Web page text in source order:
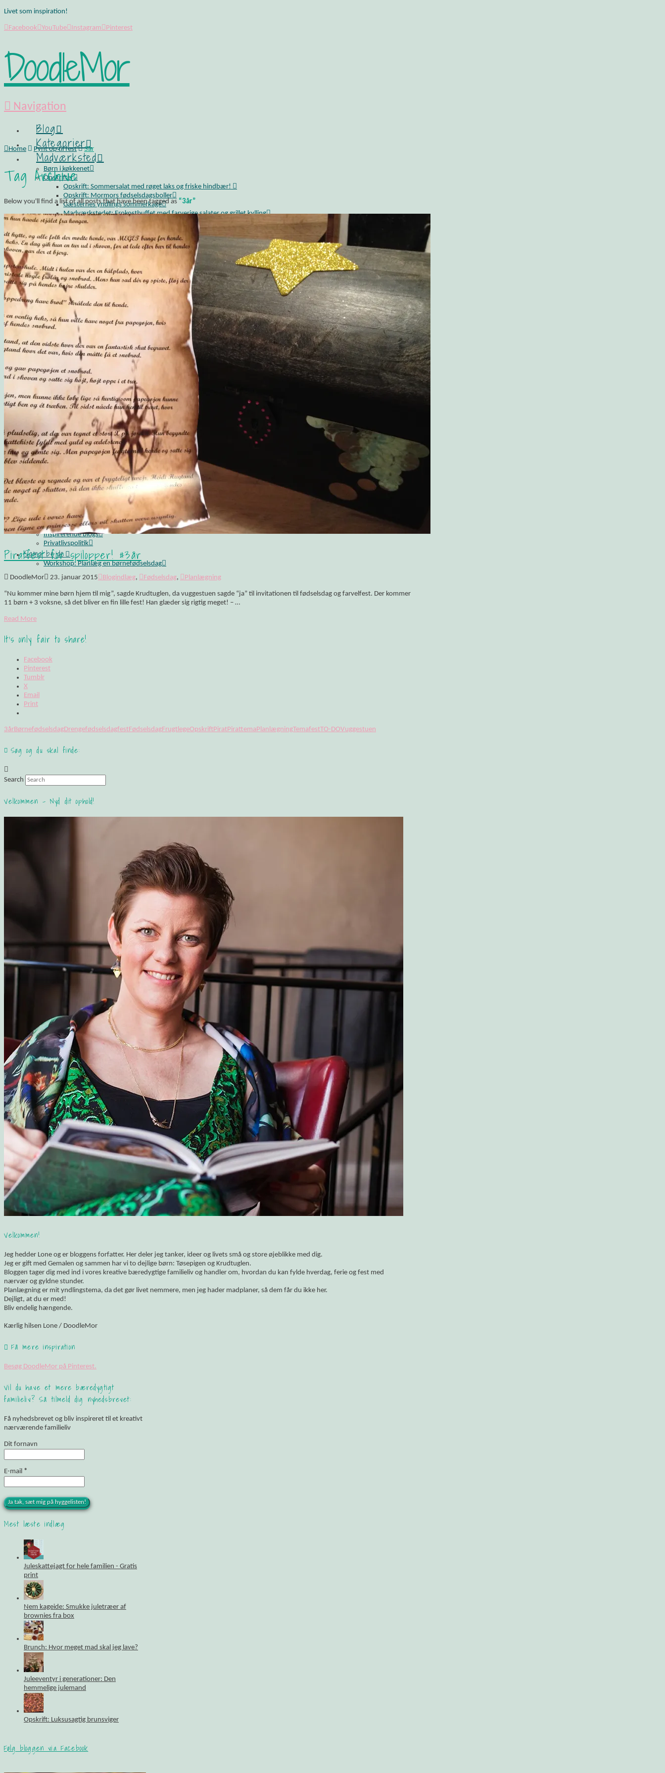
Livet som inspiration!
Facebook YouTube Instagram Pinterest
DoodleMor
Navigation
Blog
Kategorier
Madværksted
Børn i køkkenet
Opskrifter
Opskrift: Sommersalat med røget laks og friske hindbær!
Opskrift: Mormors fødselsdagsboller
Gæsternes yndlings sommerkage
Madværkstedet: Frokostbuffet med farverige salater og grillet kylling
Opskrift: Luksusagtig brunsviger
Opskrift på kransekage
Opskrift: Saftige “romkugler”, der overholder sukkerpolitikken!
Fluffy søndagspandekager med blåbærsylt
Opskrift: Fastelavnsboller med hindbærskum
Gemalens Kager – Galleri
Nyhedsbrev
Om mig
Mine foretrukne webshops
Inspirerende blogs
Privatlivspolitik
Samarbejde
Workshop: Planlæg en børnefødselsdag
Kategorier
Madværksted
Børn i køkkenet
Opskrifter
Opskrift: Sommersalat med røget laks og friske hindbær!
Opskrift: Mormors fødselsdagsboller
Gæsternes yndlings sommerkage
Madværkstedet: Frokostbuffet med farverige salater og grillet kylling
Opskrift: Luksusagtig brunsviger
Opskrift på kransekage
Opskrift: Saftige “romkugler”, der overholder sukkerpolitikken!
Fluffy søndagspandekager med blåbærsylt
Opskrift: Fastelavnsboller med hindbærskum
Gemalens Kager – Galleri
Nyhedsbrev
Om mig
Mine foretrukne webshops
Inspirerende blogs
Privatlivspolitik
Samarbejde
Workshop: Planlæg en børnefødselsdag
Home Pynt op til fest 3år
Tag Archive
Below you'll find a list of all posts that have been tagged as “3år”
Piratfest for spilopper! #3år
DoodleMor 23. januar 2015 Blogindlæg, Fødselsdag, Planlægning
“Nu kommer mine børn hjem til mig”, sagde Krudtuglen, da vuggestuen sagde “ja” til invitationen til fødselsdag og farvelfest. Der kommer
11 børn + 3 voksne, så det bliver en fin lille fest! Han glæder sig rigtig meget! – …
Read More
It's only fair to share!
Facebook
Pinterest
Tumblr
X
Email
Print
3årBørnefødselsdagDrengefødselsdagfestFødselsdagFrugt legeOpskriftPiratPirattemaPlanlægningTemafestTO-DOVuggestuen
Søg og du skal finde:
Search
Velkommen – Nyd dit ophold!
Velkommen!
Jeg hedder Lone og er bloggens forfatter. Her deler jeg tanker, ideer og livets små og store øjeblikke med dig.
Jeg er gift med Gemalen og sammen har vi to dejlige børn: Tøsepigen og Krudtuglen.
Bloggen tager dig med ind i vores kreative bæredygtige familieliv og handler om, hvordan du kan fylde hverdag, ferie og fest med
nærvær og gyldne stunder.
Planlægning er mit yndlingstema, da det gør livet nemmere, men jeg hader madplaner, så dem får du ikke her.
Dejligt, at du er med!
Bliv endelig hængende.
Kærlig hilsen Lone / DoodleMor
Få mere inspiration
Besøg DoodleMor på Pinterest.
Vil du have et mere bæredygtigt
familieliv? Så tilmeld dig nyhedsbrevet:
Få nyhedsbrevet og bliv inspireret til et kreativt
nærværende familieliv
Dit fornavn
E-mail *
Mest læste indlæg
Juleskattejagt for hele familien - Gratis
print
Nem kageide: Smukke juletræer af
brownies fra box
Brunch: Hvor meget mad skal jeg lave?
Juleeventyr i generationer: Den
hemmelige julemand
Opskrift: Luksusagtig brunsviger
Følg bloggen via Facebook